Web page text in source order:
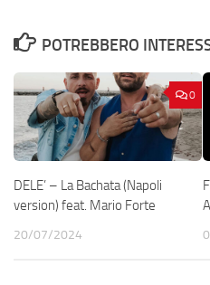
POTREBBERO
0
DELE’ – La Bachata (Napoli
version) feat. Mario Forte
20/07/2024